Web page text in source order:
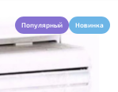
Популярный Новинка